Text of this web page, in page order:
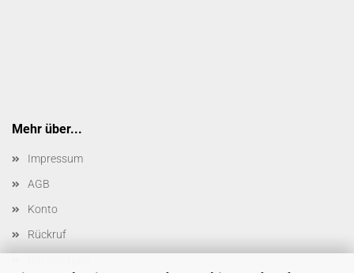
Mehr über...
Impressum
AGB
Konto
Rückruf